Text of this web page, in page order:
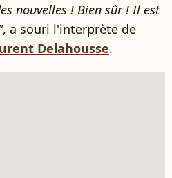
nouvelles ! Bien sûr ! Il est
, a souri l'interprète de
Delahousse.